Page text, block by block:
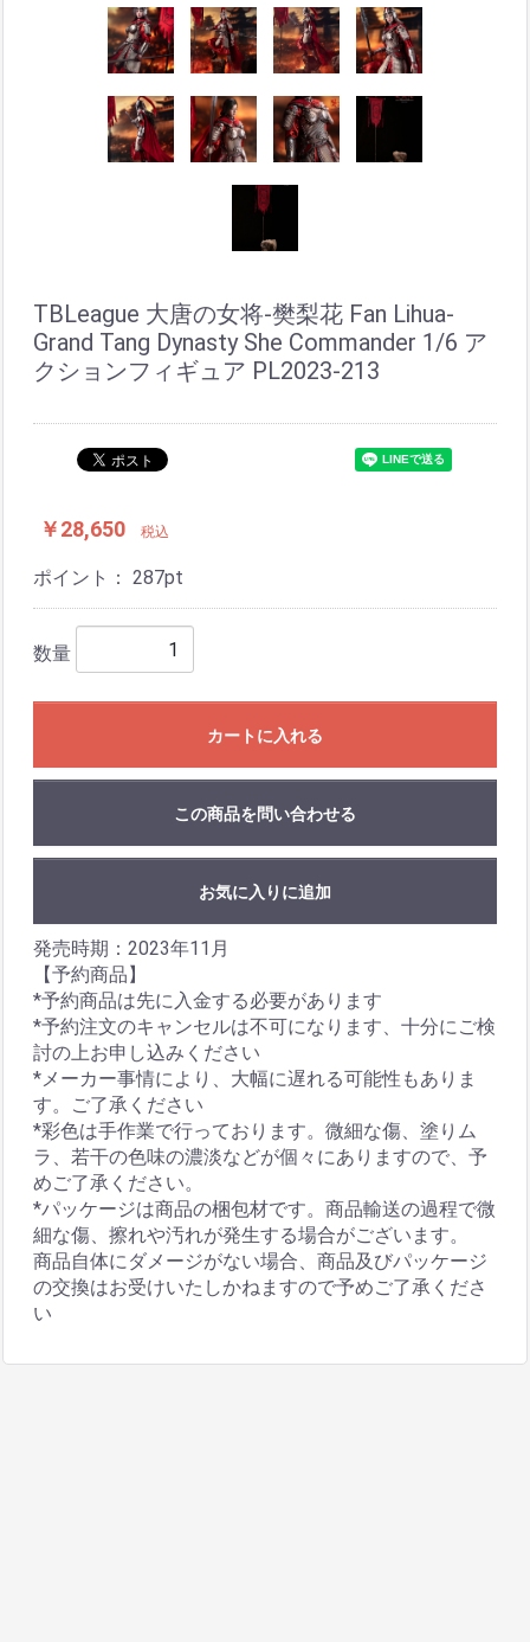
TBLeague 大唐の女将-樊梨花 Fan Lihua-
Grand Tang Dynasty She Commander 1/6 ア
クションフィギュア PL2023-213
￥28,650 税込
ポイント： 287pt
数量
カートに入れる
この商品を問い合わせる
お気に入りに追加
発売時期：2023年11月
【予約商品】
*予約商品は先に入金する必要があります
*予約注文のキャンセルは不可になります、十分にご検
討の上お申し込みください
*メーカー事情により、大幅に遅れる可能性もありま
す。ご了承ください
*彩色は手作業で行っております。微細な傷、塗りム
ラ、若干の色味の濃淡などが個々にありますので、予
めご了承ください。
*パッケージは商品の梱包材です。商品輸送の過程で微
細な傷、擦れや汚れが発生する場合がございます。
商品自体にダメージがない場合、商品及びパッケージ
の交換はお受けいたしかねますので予めご了承くださ
い